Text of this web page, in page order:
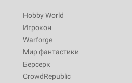
Hobby World
Игрокон
Warforge
Мир фантастики
Берсерк
CrowdRepublic